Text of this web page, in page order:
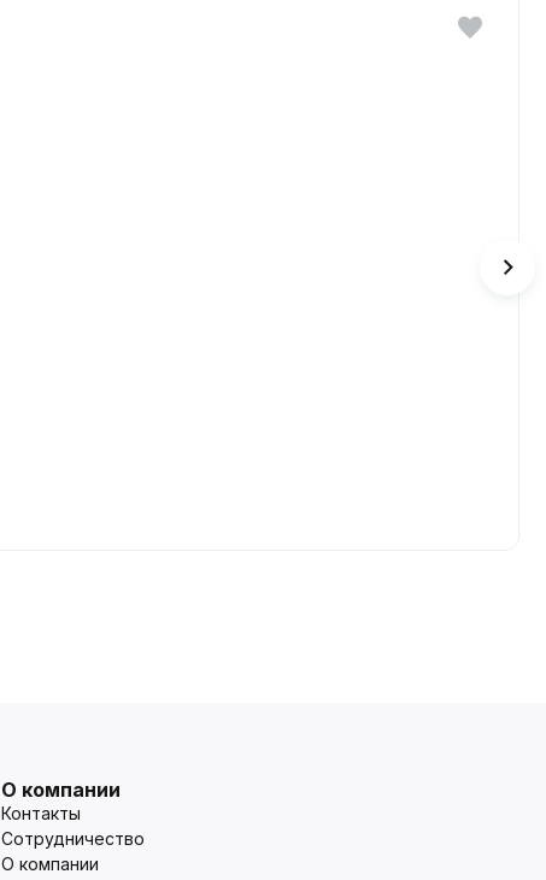
О компании
Контакты
Сотрудничество
О компании